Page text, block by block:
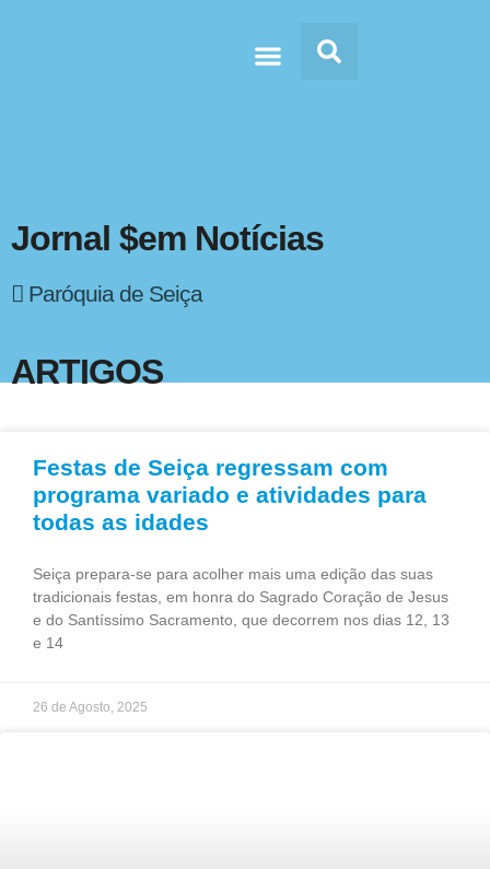
Jornal $em Notícias
Paróquia de Seiça
ARTIGOS
Festas de Seiça regressam com
programa variado e atividades para
todas as idades
Seiça prepara-se para acolher mais uma edição das suas
tradicionais festas, em honra do Sagrado Coração de Jesus
e do Santíssimo Sacramento, que decorrem nos dias 12, 13
e 14
26 de Agosto, 2025